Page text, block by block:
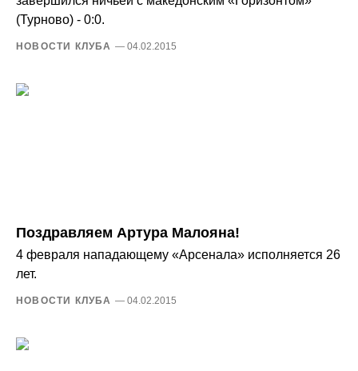
(Турново) - 0:0.
НОВОСТИ КЛУБА — 04.02.2015
Поздравляем Артура Малояна!
4 февраля нападающему «Арсенала» исполняется 26
лет.
НОВОСТИ КЛУБА — 04.02.2015